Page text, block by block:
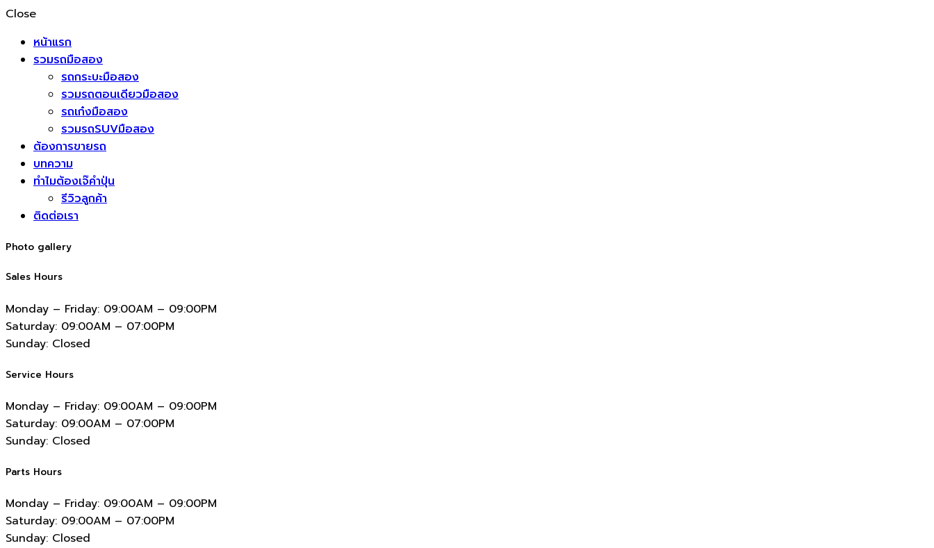
Close
หน้าแรก
รวมรถมือสอง
รถกระบะมือสอง
รวมรถตอนเดียวมือสอง
รถเก๋งมือสอง
รวมรถSUVมือสอง
ต้องการขายรถ
บทความ
ทำไมต้องเจ๊คำปุ่น
รีวิวลูกค้า
ติดต่อเรา
Photo gallery
Sales Hours
Monday – Friday: 09:00AM – 09:00PM
Saturday: 09:00AM – 07:00PM
Sunday: Closed
Service Hours
Monday – Friday: 09:00AM – 09:00PM
Saturday: 09:00AM – 07:00PM
Sunday: Closed
Parts Hours
Monday – Friday: 09:00AM – 09:00PM
Saturday: 09:00AM – 07:00PM
Sunday: Closed